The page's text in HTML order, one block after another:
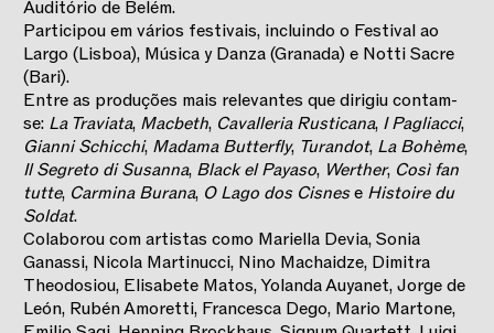
Auditório de Belém.
Participou em vários festivais, incluindo o Festival ao
Largo (Lisboa), Música y Danza (Granada) e Notti Sacre
(Bari).
Entre as produções mais relevantes que dirigiu contam-
se: La Traviata, Macbeth, Cavalleria Rusticana, I Pagliacci,
Gianni Schicchi, Madama Butterfly, Turandot, La Bohème,
Il Segreto di Susanna, Black el Payaso, Werther, Così fan
tutte, Carmina Burana, O Lago dos Cisnese Histoire du
Soldat.
Colaborou com artistas como Mariella Devia, Sonia
Ganassi, Nicola Martinucci, Nino Machaidze, Dimitra
Theodosiou, Elisabete Matos, Yolanda Auyanet, Jorge de
León, Rubén Amoretti, Francesca Dego, Mario Martone,